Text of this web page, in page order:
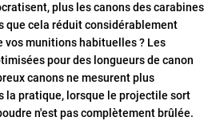
plus les canons des carabines
que cela réduit considérablement
vos munitions habituelles ? Les
pour des longueurs de canon
canons ne mesurent plus
la pratique, lorsque le projectile sort
n'est pas complètement brûlée.